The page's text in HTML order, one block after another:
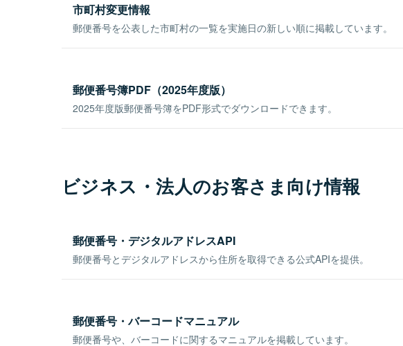
市町村変更情報
郵便番号を公表した市町村の一覧を実施日の新しい順に掲載しています。
郵便番号簿PDF（2025年度版）
2025年度版郵便番号簿をPDF形式でダウンロードできます。
ビジネス・法人のお客さま向け情報
郵便番号・デジタルアドレスAPI
郵便番号とデジタルアドレスから住所を取得できる公式APIを提供。
郵便番号・バーコードマニュアル
郵便番号や、バーコードに関するマニュアルを掲載しています。